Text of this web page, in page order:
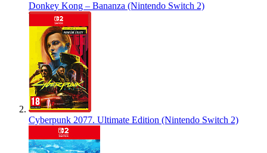
Donkey Kong – Bananza (Nintendo Switch 2)
Cyberpunk 2077. Ultimate Edition (Nintendo Switch 2)